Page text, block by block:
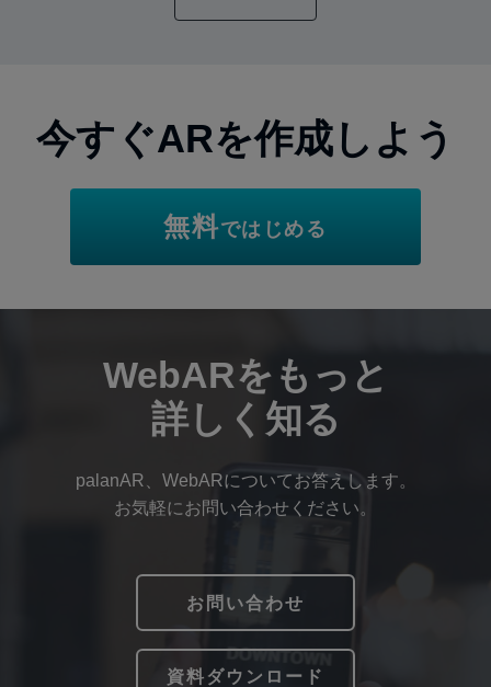
今すぐARを作成しよう
無料ではじめる
WebARをもっと
詳しく知る
palanAR、WebARについてお答えします。
お気軽にお問い合わせください。
お問い合わせ
資料ダウンロード